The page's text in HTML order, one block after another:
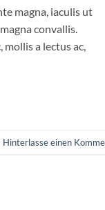
magna, iaculis ut
convallis.
mollis a lectus ac,
Hinterlasse einen